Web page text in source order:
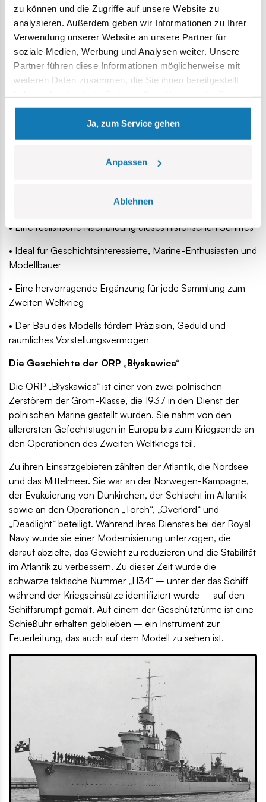
zu können und die Zugriffe auf unsere Website zu
analysieren. Außerdem geben wir Informationen zu Ihrer
Verwendung unserer Website an unsere Partner für
soziale Medien, Werbung und Analysen weiter. Unsere
Partner führen diese Informationen möglicherweise mit
weiteren Daten zusammen, die Sie ihnen bereitgestellt
gesammelt haben.
Ja, zum Service gehen
Anpassen
Ablehnen
Warum dieses Modell wählen?
• Ein Modell des weltweit ältesten noch erhaltenen
Zerstörers
• Offizielle Kooperation mit dem Marinemuseum in Gdynia
Virtuti Militari ausgezeichnet wurde
• Eine realistische Nachbildung dieses historischen Schiffes
• Ideal für Geschichtsinteressierte, Marine-Enthusiasten und
Modellbauer
• Eine hervorragende Ergänzung für jede Sammlung zum
Zweiten Weltkrieg
• Der Bau des Modells fördert Präzision, Geduld und
räumliches Vorstellungsvermögen
Die Geschichte der ORP „Błyskawica“
Die ORP „Błyskawica“ ist einer von zwei polnischen
Zerstörern der Grom-Klasse, die 1937 in den Dienst der
polnischen Marine gestellt wurden. Sie nahm von den
allerersten Gefechtstagen in Europa bis zum Kriegsende an
den Operationen des Zweiten Weltkriegs teil.
Zu ihren Einsatzgebieten zählten der Atlantik, die Nordsee
und das Mittelmeer. Sie war an der Norwegen-Kampagne,
der Evakuierung von Dünkirchen, der Schlacht im Atlantik
sowie an den Operationen „Torch“, „Overlord“ und
„Deadlight“ beteiligt. Während ihres Dienstes bei der Royal
Navy wurde sie einer Modernisierung unterzogen, die
darauf abzielte, das Gewicht zu reduzieren und die Stabilität
im Atlantik zu verbessern. Zu dieser Zeit wurde die
schwarze taktische Nummer „H34“ – unter der das Schiff
während der Kriegseinsätze identifiziert wurde – auf den
Schiffsrumpf gemalt. Auf einem der Geschütztürme ist eine
Schießuhr erhalten geblieben – ein Instrument zur
Feuerleitung, das auch auf dem Modell zu sehen ist.